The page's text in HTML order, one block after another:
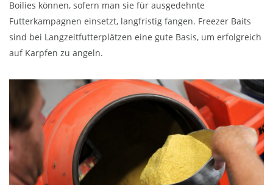
Boilies können, sofern man sie für ausgedehnte
Futterkampagnen einsetzt, langfristig fangen. Freezer Baits
sind bei Langzeitfutterplätzen eine gute Basis, um erfolgreich
auf Karpfen zu angeln.